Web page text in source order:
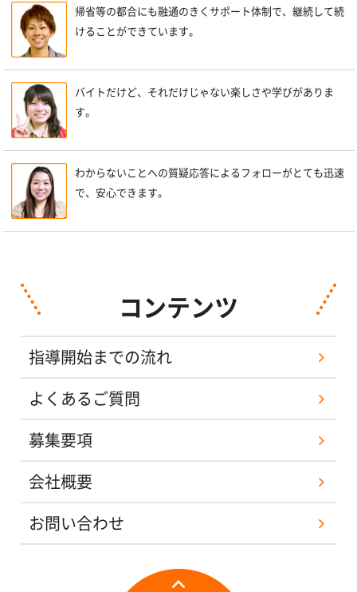
帰省等の都合にも融通のきくサポート体制で、継続して続
けることができています。
バイトだけど、それだけじゃない楽しさや学びがありま
す。
わからないことへの質疑応答によるフォローがとても迅速
で、安心できます。
コンテンツ
指導開始までの流れ
よくあるご質問
募集要項
会社概要
お問い合わせ